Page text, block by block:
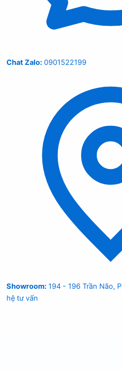
Chat Zalo: 0901522199
Showroom: 194 - 196 Trần Não,
hệ tư vấn